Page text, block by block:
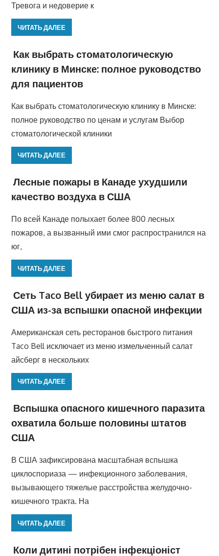
Тревога и недоверие к
ЧИТАТЬ ДАЛЕЕ
Как выбрать стоматологическую
клинику в Минске: полное руководство
для пациентов
Как выбрать стоматологическую клинику в Минске:
полное руководство по ценам и услугам Выбор
стоматологической клиники
ЧИТАТЬ ДАЛЕЕ
Лесные пожары в Канаде ухудшили
качество воздуха в США
По всей Канаде полыхает более 800 лесных
пожаров, а вызванный ими смог распространился на
юг,
ЧИТАТЬ ДАЛЕЕ
Сеть Taco Bell убирает из меню салат в
США из-за вспышки опасной инфекции
Американская сеть ресторанов быстрого питания
Taco Bell исключает из меню измельченный салат
айсберг в нескольких
ЧИТАТЬ ДАЛЕЕ
Вспышка опасного кишечного паразита
охватила больше половины штатов
США
В США зафиксирована масштабная вспышка
циклоспориаза — инфекционного заболевания,
вызывающего тяжелые расстройства желудочно-
кишечного тракта. На
ЧИТАТЬ ДАЛЕЕ
Коли дитині потрібен інфекціоніст